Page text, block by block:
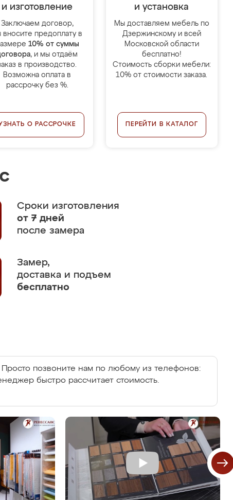
и изготовление
Заключаем договор,
вносите предоплату в
10% от суммы
, и мы отдаём
в производство.
Возможна оплата в
рассрочку без %.
О РАССРОЧКЕ
и установка
Мы доставляем мебель по
Дзержинскому и всей
Московской области
бесплатно!
Стоимость сборки мебели:
10% от стоимости заказа.
ПЕРЕЙТИ В КАТАЛОГ
Сроки изготовления
от 7 дней
после замера
Замер,
доставка и подъем
бесплатно
позвоните нам по любому из телефонов:
быстро рассчитает стоимость.